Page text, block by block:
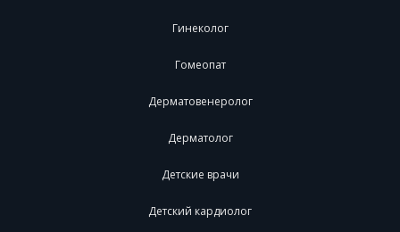
Гинеколог
Гомеопат
Дерматовенеролог
Дерматолог
Детские врачи
Детский кардиолог